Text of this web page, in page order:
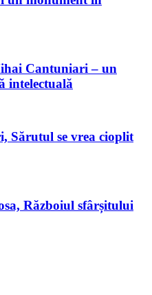
Cantuniari – un
intelectuală
Sărutul se vrea cioplit
Războiul sfârșitului